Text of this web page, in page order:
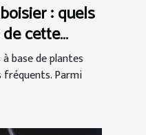
: quels
cette
base de plantes
fréquents. Parmi